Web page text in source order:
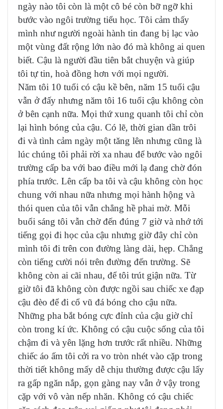
ngày nào tôi còn là một cô bé còn bỡ ngỡ khi
bước vào ngôi trường tiểu học. Tôi cảm thấy
mình như người ngoài hành tin đang bị lạc vào
một vùng đất rộng lớn nào đó mà không ai quen
biết. Cậu là người đầu tiên bắt chuyện và giúp
tôi tự tin, hoà đồng hơn với mọi người.
Năm tôi 10 tuổi có cậu kề bên, năm 15 tuổi cậu
vẫn ở đấy nhưng năm tôi 16 tuổi cậu không còn
ở bên cạnh nữa. Mọi thứ xung quanh tôi chỉ còn
lại hình bóng của cậu. Có lẽ, thời gian dần trôi
đi và tình cảm ngày một tăng lên nhưng cũng là
lúc chúng tôi phải rời xa nhau để bước vào ngôi
trường cấp ba với bao điều mới lạ đang chờ đón
phía trước. Lên cấp ba tôi và cậu không còn học
chung với nhau nữa nhưng mọi hành hộng và
thói quen của tôi vẫn chẳng hề phai mờ. Mỗi
buổi sáng tôi vẫn chờ đến đúng 7 giờ và nhớ tới
tiếng gọi đi học của cậu nhưng giờ đây chỉ còn
mình tôi đi trên con đường làng dài, hẹp. Chẳng
còn tiếng cười nói trên đường đến trường. Sẽ
không còn ai cãi nhau, để tôi trút giận nữa. Từ
giờ tôi đã không còn được ngồi sau chiếc xe đạp
cậu đèo để đi cổ vũ đá bóng cho cậu nữa.
Những pha bắt bóng cực đỉnh của cậu giờ chỉ
còn trong kí ức. Không có cậu cuộc sống của tôi
chậm đi và yên lặng hơn trước rất nhiều. Những
chiếc áo ấm tôi cởi ra vo tròn nhét vào cặp trong
thời tiết không mấy dễ chịu thường được cậu lấy
ra gấp ngăn nắp, gọn gàng nay vẫn ở vậy trong
cặp với vô vàn nếp nhăn. Không có cậu chiếc